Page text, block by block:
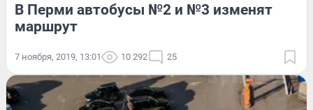
В Перми автобусы №2 и №3 изменят
маршрут
7 ноября, 2019, 13:01 10 292 25